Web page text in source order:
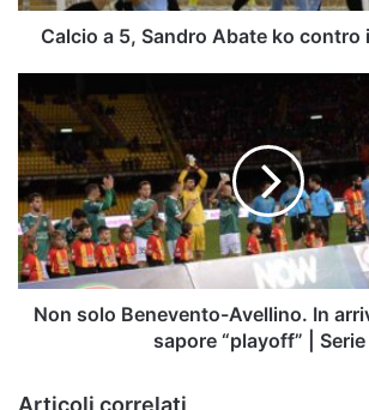
Manfredonia
Calcio a 5, Sandro Abate ko contro
solo
Benevento-
Avellino.
In
arrivo
un
turno
dal
sapore
Non solo Benevento-Avellino. In
sapore “playoff” | Serie
Articoli correlati